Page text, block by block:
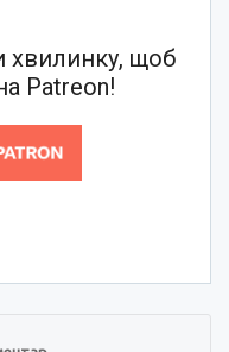
хвилинку, щоб
Patreon!